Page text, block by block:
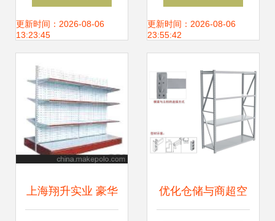
可选颜色货架
更新时间：2026-08-06
13:23:45
更新时间：2026-08-06
23:55:42
上海翔升实业 豪华 优化仓储与商超空